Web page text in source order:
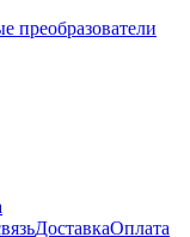
преобразователи
ДоставкаОплата